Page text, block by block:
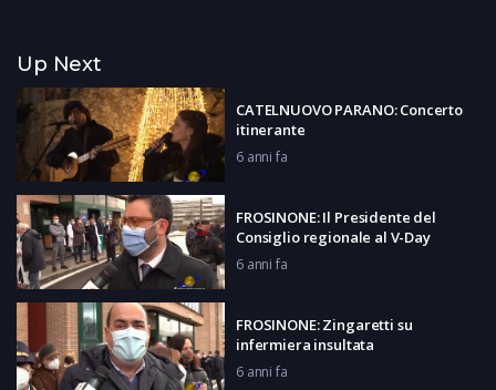
Up Next
CATELNUOVO PARANO: Concerto
itinerante
6 anni fa
FROSINONE: Il Presidente del
Consiglio regionale al V-Day
6 anni fa
FROSINONE: Zingaretti su
infermiera insultata
6 anni fa